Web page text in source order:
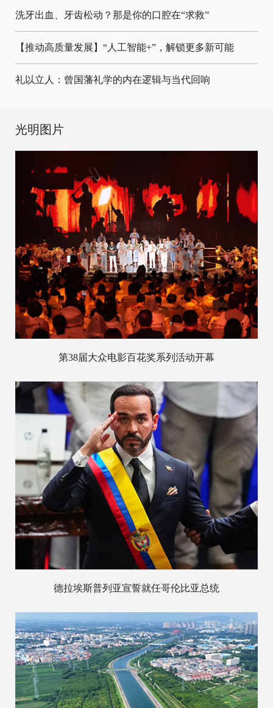
洗牙出血、牙齿松动？那是你的口腔在“求救”
【推动高质量发展】“人工智能+”，解锁更多新可能
礼以立人：曾国藩礼学的内在逻辑与当代回响
光明图片
第38届大众电影百花奖系列活动开幕
德拉埃斯普列亚宣誓就任哥伦比亚总统